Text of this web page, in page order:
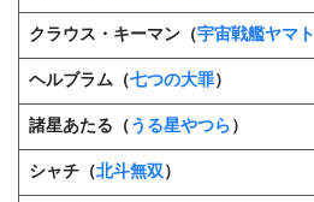
クラウス・キーマン（宇宙戦艦ヤマト
ヘルブラム（七つの大罪）
諸星あたる（ うる星やつら ）
シャチ（北斗無双）